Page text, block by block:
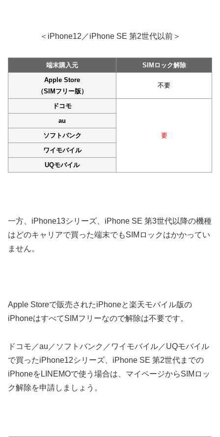
＜iPhone12／iPhone SE 第2世代以前＞
端末購入元
SIMロック解除
Apple Store
（SIMフリー版）
不要
ドコモ
要
au
ソフトバンク
ワイモバイル
UQモバイル
一方、iPhone13シリーズ、iPhone SE 第3世代以降の機種
はどのキャリアで買った端末でもSIMロックはかかってい
ません。
Apple Storeで販売されたiPhoneと楽天モバイル版の
iPhoneはすべてSIMフリーなので解除は不要です。
ドコモ／au／ソフトバンク／ワイモバイル／UQモバイル
で買ったiPhone12シリーズ、iPhone SE 第2世代までの
iPhoneをLINEMOで使う場合は、マイページからSIMロッ
ク解除を申請しましょう。